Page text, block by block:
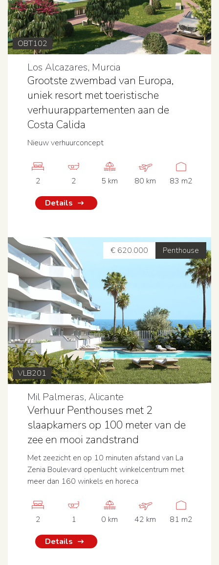
OBT102
Los Alcazares, Murcia
Grootste zwembad van Europa,
uniek resort met toeristische
verhuurappartementen aan de
Costa Calida
Nieuw verhuurconcept
2 2 5 km 80 km 83 m2
Details
Penthouse
€ 620.000
VLB201
Mil Palmeras, Alicante
Verhuur Penthouses met 2
slaapkamers op 100 meter van de
zee en mooi zandstrand
Met zeezicht en op 10 minuten afstand van La
Zenia Boulevard openlucht winkelcentrum met
meer dan 160 winkels en horeca
2 1 0 km 42 km 81 m2
Details